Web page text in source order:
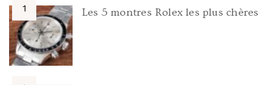
Les 5 montres Rolex les plus chères